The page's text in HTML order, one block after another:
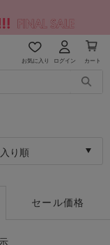
お気に入り ログイン カート
り順
セール価格